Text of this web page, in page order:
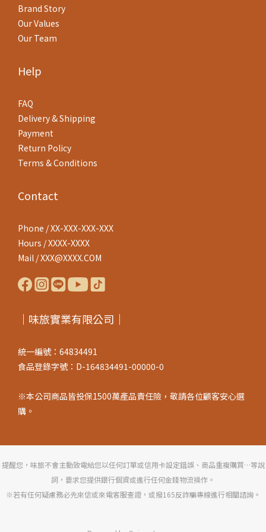
Brand Story
Our Values
Our Team
Help
FAQ
Delivery & Shipping
Payment
Return Policy
Terms & Conditions
Contact
Phone / XX-XXX-XXX-XXX
Hours / XXXX-XXXX
Mail / XXX@XXXX.COM
｜味旅實業有限公司｜
統一編號：64834491
食品登錄字號：D-164834491-00000-0
※本公司商品皆投保1500萬產品責任險，敬請各位顧客安心選
購。
提醒您，味旅不會主動致電給您以任何訂單或信用卡設定錯誤、商品重複購買…等說
詞，要求您提供銀行個資或進行任何金錢物流操作。
※若有任何疑慮務必先來信或來電客服查證，或撥165反詐騙專線進行相關諮詢。